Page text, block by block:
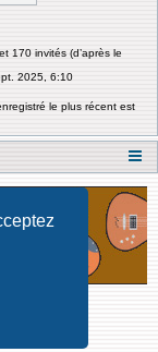
170 invités (d’après le
2025, 6:10
le plus récent est